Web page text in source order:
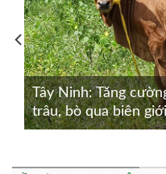
Tây Ninh: Tăng
trâu, bò qua biên giới